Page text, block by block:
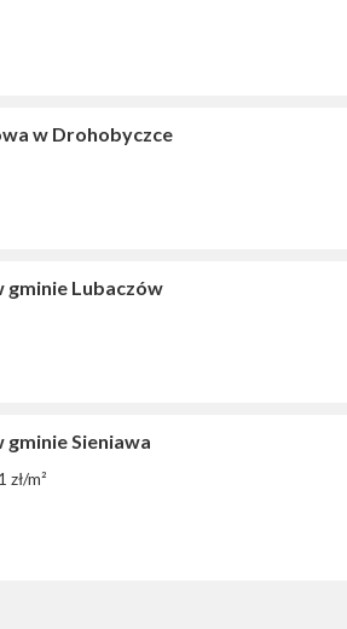
w Drohobyczce
gminie Lubaczów
gminie Sieniawa
zł/m²